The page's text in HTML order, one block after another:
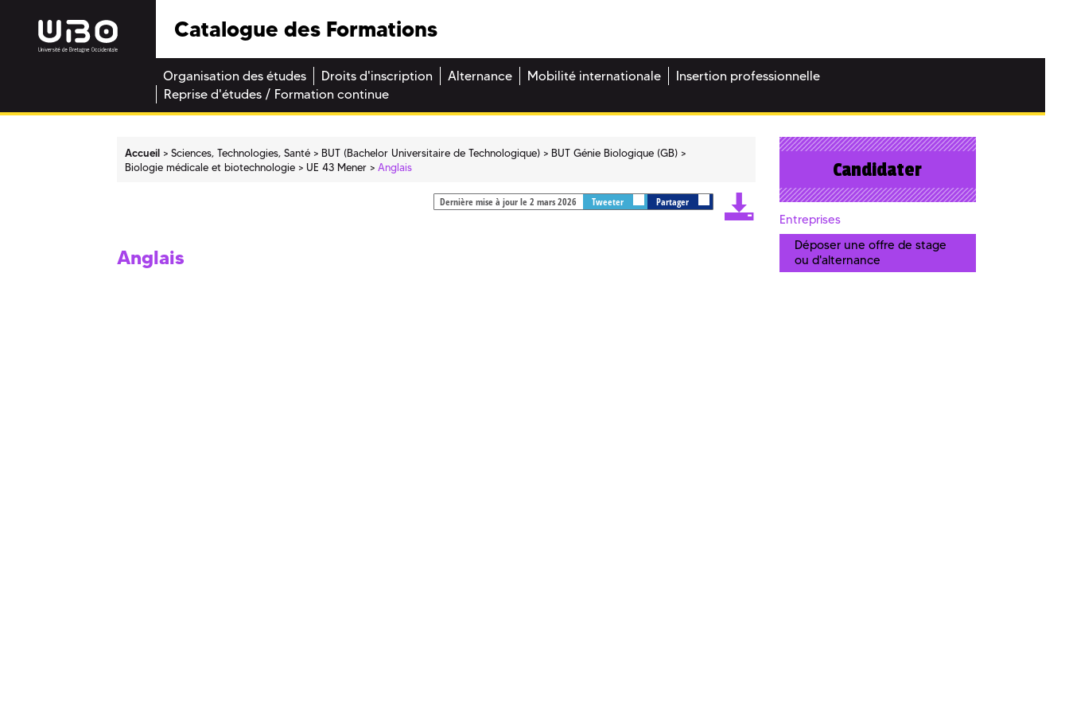
Catalogue des Formations
Organisation des études Droits d'inscription Alternance Mobilité internationale
Insertion professionnelle
Reprise d'études / Formation continue
Accueil Sciences, Technologies, Santé BUT (Bachelor Universitaire de Technologique)
BUT Génie Biologique (GB)
Biologie médicale et biotechnologie
UE 43 Mener Anglais
Dernière mise à jour le 2 mars 2026 Tweeter Partager
Anglais
Candidater
Entreprises
Déposer une offre de stage
ou d'alternance